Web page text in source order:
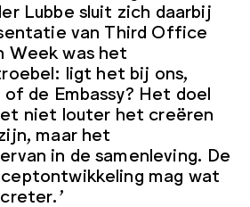
Lubbe sluit zich daarbij
van Third Office
Week was het
ligt het bij ons,
de Embassy? Het doel
niet louter het creëren
maar het
in de samenleving. De
mag wat